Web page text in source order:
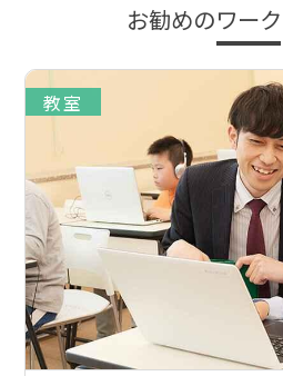
お勧めのワー
教室